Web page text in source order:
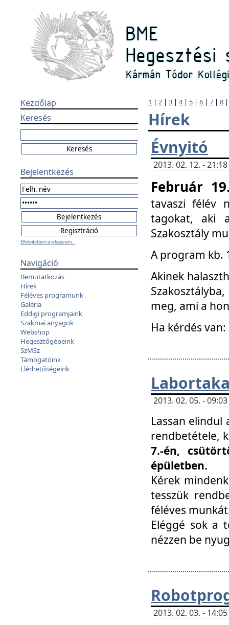
Kezdőlap
Keresés
Bejelentkezés
Elfelejtettem a jelszavam...
Navigáció
Bemutatkozás
Hírek
Féléves programunk
Galéria
Eddigi programjaink
Szakmai anyagok
Webshop
Hegesztőgépeink
SzMSz
Támogatóink
Elérhetőségeink
1 | 2 | 3 | 4| 5 | 6 | 7 | 8
Hírek
Évnyitó
2013. 02. 12. -
Február
tavaszi félév
tagokat, aki
Szakosztály
A program kb.
Akinek
meg, ami a
Ha kérdés
2013. 02. 05. -
Lassan elindul
rendbetétele,
7.-én,
épületben.
Kérek
tesszük
féléves
Eléggé sok a
nézzen be
2013. 02. 03. -